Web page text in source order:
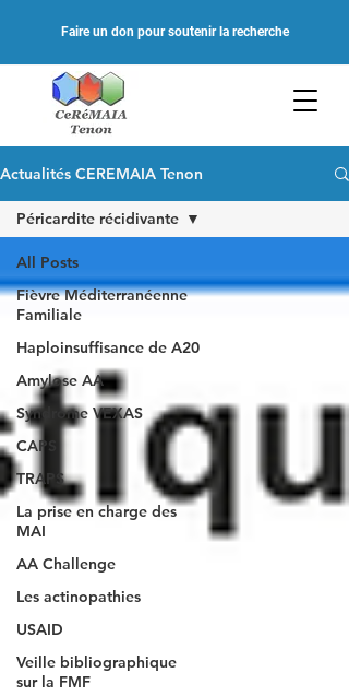
Faire un don pour soutenir la recherche
Actualités CEREMAIA Tenon
All Posts
Fièvre Méditerranéenne
Familiale
Haploinsuffisance de A20
Amylose AA
Syndrome VEXAS
CAPS
TRAPS
La prise en charge des
MAI
AA Challenge
Les actinopathies
USAID
Veille bibliographique
sur la FMF
Péricardite récidivante